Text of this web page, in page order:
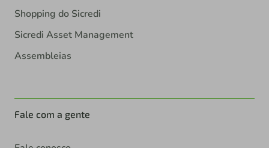
Shopping do Sicredi
Sicredi Asset Management
Assembleias
Fale com a gente